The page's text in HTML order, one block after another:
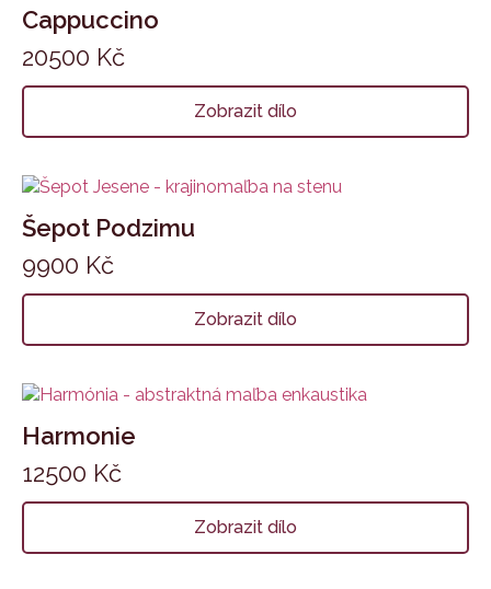
Cappuccino
20500 Kč
Zobrazit dílo
Šepot Podzimu
9900 Kč
Zobrazit dílo
Harmonie
12500 Kč
Zobrazit dílo